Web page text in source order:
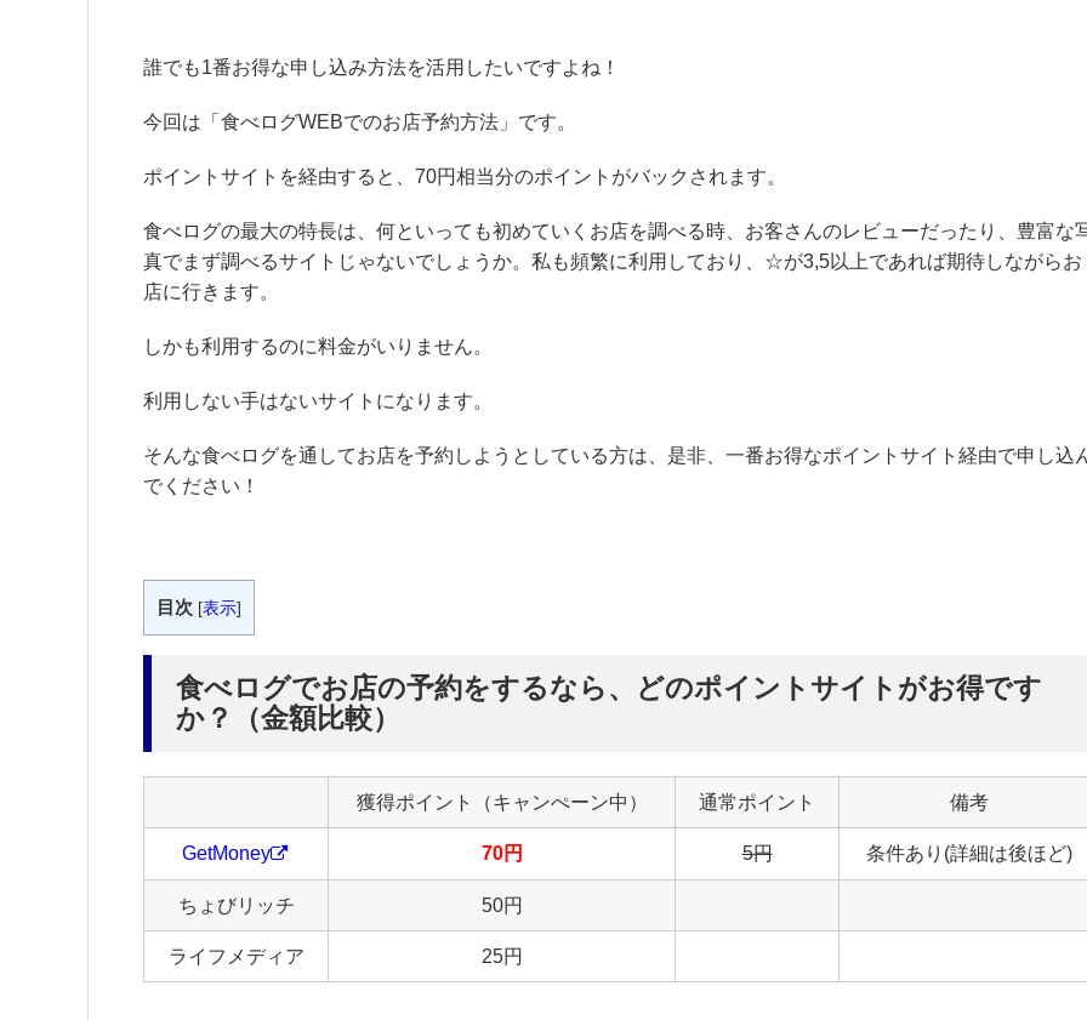
誰でも1番お得な申し込み方法を活用したいですよね！
今回は「食べログWEBでのお店予約方法」です。
ポイントサイトを経由すると、70円相当分のポイントがバックされます。
食べログの最大の特長は、何といっても初めていくお店を調べる時、お客さんのレビューだったり、豊富な
真でまず調べるサイトじゃないでしょうか。私も頻繁に利用しており、☆が3,5以上であれば期待しながらお
店に行きます。
しかも利用するのに料金がいりません。
利用しない手はないサイトになります。
そんな食べログを通してお店を予約しようとしている方は、是非、一番お得なポイントサイト経由で申し込
でください！
目次 [表示]
食べログでお店の予約をするなら、どのポイントサイトがお得です
か？（金額比較）
獲得ポイント（キャンぺーン中） 通常ポイント 備考
GetMoney 70円 5円 条件あり(詳細は後ほど)
ちょびリッチ 50円
ライフメディア 25円